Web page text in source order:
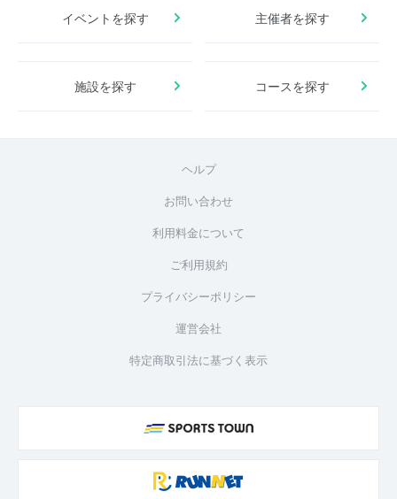
イベントを探す 主催者を探す
施設を探す コースを探す
ヘルプ
お問い合わせ
利用料金について
ご利用規約
プライバシーポリシー
運営会社
特定商取引法に基づく表示